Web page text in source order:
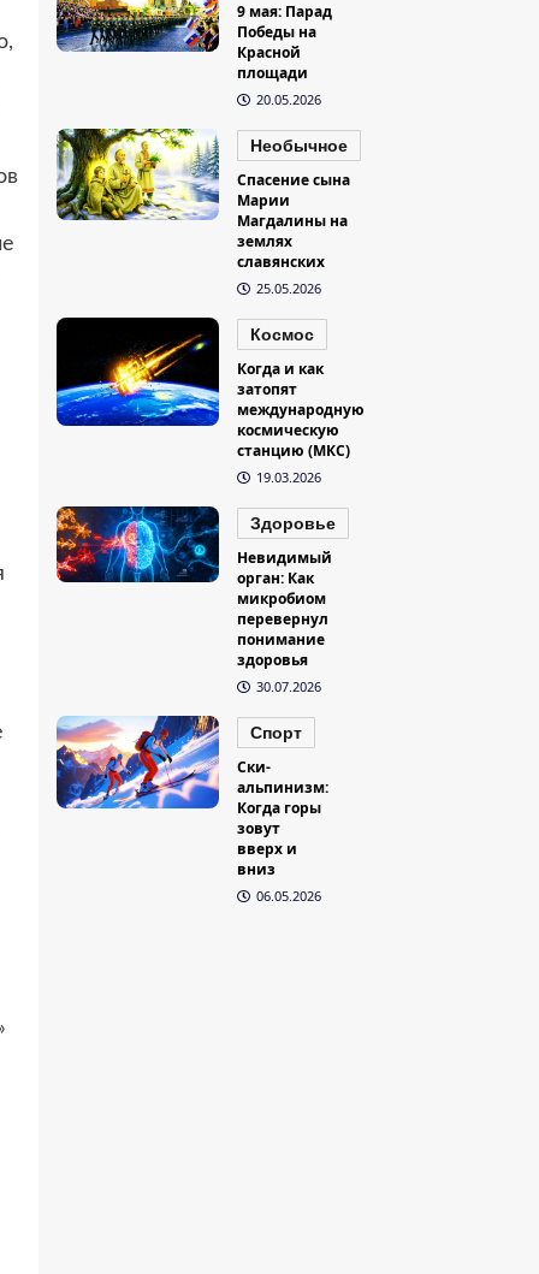
9 мая: Парад
Победы на
Красной
площади
20.05.2026
Необычное
Спасение сына
Марии
Магдалины на
землях
славянских
25.05.2026
Космос
Когда и как
затопят
международную
космическую
станцию (МКС)
19.03.2026
Здоровье
Невидимый
орган: Как
микробиом
перевернул
понимание
здоровья
30.07.2026
Спорт
Ски-
альпинизм:
Когда горы
зовут
вверх и
вниз
06.05.2026